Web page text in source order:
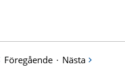
Föregående · Nästa